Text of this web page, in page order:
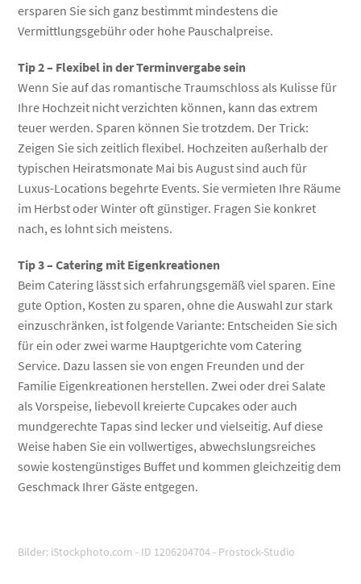
ersparen Sie sich ganz bestimmt mindestens die
Vermittlungsgebühr oder hohe Pauschalpreise.
Tip 2 – Flexibel in der Terminvergabe sein
Wenn Sie auf das romantische Traumschloss als Kulisse für
Ihre Hochzeit nicht verzichten können, kann das extrem
teuer werden. Sparen können Sie trotzdem. Der Trick:
Zeigen Sie sich zeitlich flexibel. Hochzeiten außerhalb der
typischen Heiratsmonate Mai bis August sind auch für
Luxus-Locations begehrte Events. Sie vermieten Ihre Räume
im Herbst oder Winter oft günstiger. Fragen Sie konkret
nach, es lohnt sich meistens.
Tip 3 – Catering mit Eigenkreationen
Beim Catering lässt sich erfahrungsgemäß viel sparen. Eine
gute Option, Kosten zu sparen, ohne die Auswahl zur stark
einzuschränken, ist folgende Variante: Entscheiden Sie sich
für ein oder zwei warme Hauptgerichte vom Catering
Service. Dazu lassen sie von engen Freunden und der
Familie Eigenkreationen herstellen. Zwei oder drei Salate
als Vorspeise, liebevoll kreierte Cupcakes oder auch
mundgerechte Tapas sind lecker und vielseitig. Auf diese
Weise haben Sie ein vollwertiges, abwechslungsreiches
sowie kostengünstiges Buffet und kommen gleichzeitig dem
Geschmack Ihrer Gäste entgegen.
Bilder: iStockphoto.com - ID 1206204704 - Prostock-Studio